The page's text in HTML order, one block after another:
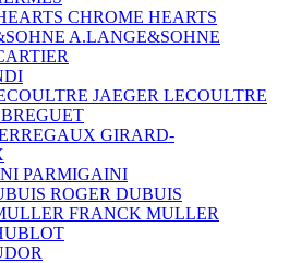
CHROME HEARTS
A.LANGE&SOHNE
JAEGER LECOULTRE
BREGUET
GIRARD-
PARMIGAINI
ROGER DUBUIS
FRANCK MULLER